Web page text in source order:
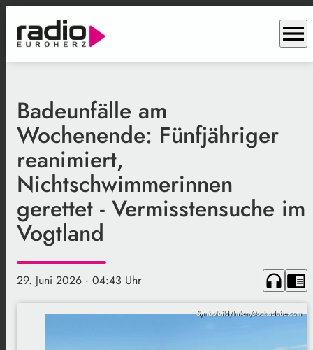
menu
Badeunfälle am
Wochenende: Fünfjähriger
reanimiert,
Nichtschwimmerinnen
gerettet - Vermisstensuche im
Vogtland
29. Juni 2026 · 04:43 Uhr headphones chrome_reader_mode
Symbolbild/Imken/stock.adobe.com